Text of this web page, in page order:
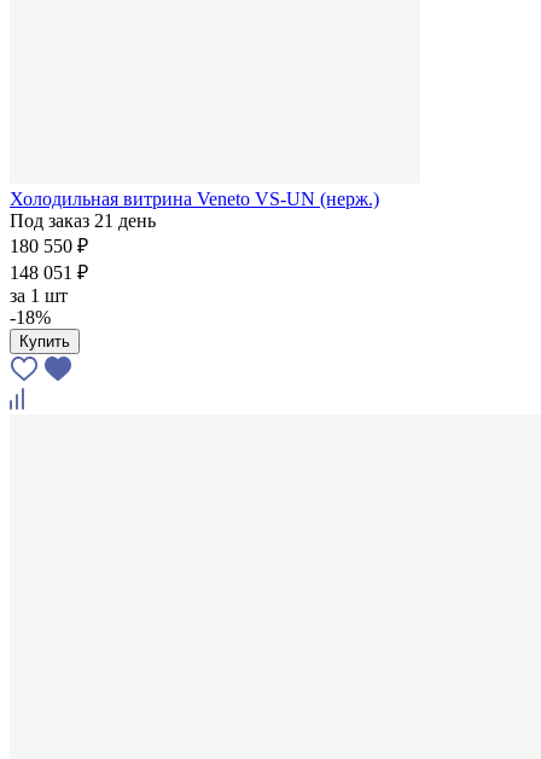
Холодильная витрина Veneto VS-UN (нерж.)
Под заказ 21 день
180 550 ₽
148 051 ₽
за 1 шт
-18%
Купить